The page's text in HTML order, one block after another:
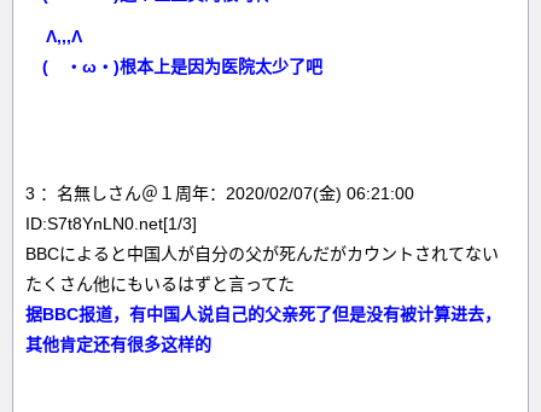
Λ,,,Λ
( ・ω・)根本上是因为医院太少了吧
3 ：名無しさん＠１周年：2020/02/07(金) 06:21:00
ID:S7t8YnLN0.net[1/3]
BBCによると中国人が自分の父が死んだがカウントされてない
たくさん他にもいるはずと言ってた
据BBC报道，有中国人说自己的父亲死了但是没有被计算进去，
其他肯定还有很多这样的